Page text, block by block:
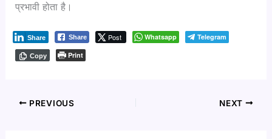
प्रभावी होता है।
Share Post
Share Whatsapp Telegram
Copy Print
PREVIOUS NEXT